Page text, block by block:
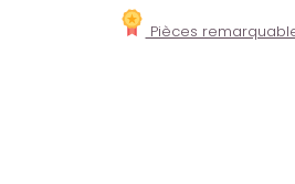
Pièces